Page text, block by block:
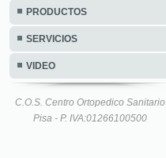
PRODUCTOS
SERVICIOS
VIDEO
C.O.S. Centro Ortopedico Sanitario
Pisa - P. IVA:01266100500